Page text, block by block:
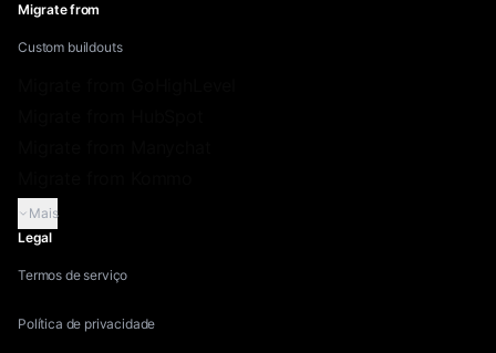
Migrate from
Custom buildouts
Mais
Legal
Termos de serviço
Política de privacidade